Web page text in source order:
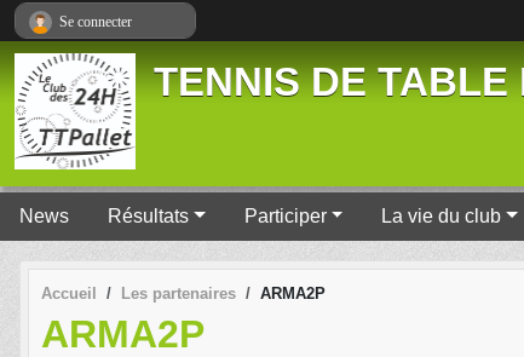
TENNIS DE
News Résultats Participer La vie du club
Accueil Les partenaires ARMA2P
ARMA2P
Se connecter
Panneau de gestion des cookies